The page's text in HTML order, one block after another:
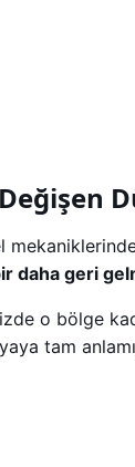
daha geri
o bölge
tam